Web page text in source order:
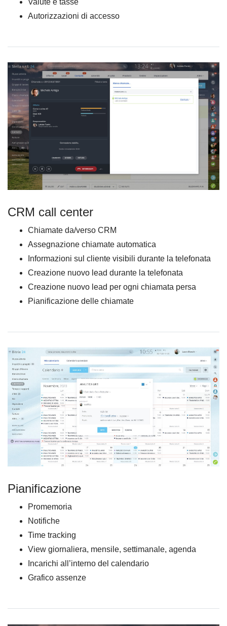
Valute e tasse
Autorizzazioni di accesso
CRM call center
Chiamate da/verso CRM
Assegnazione chiamate automatica
Informazioni sul cliente visibili durante la telefonata
Creazione nuovo lead durante la telefonata
Creazione nuovo lead per ogni chiamata persa
Pianificazione delle chiamate
Pianificazione
Promemoria
Notifiche
Time tracking
View giornaliera, mensile, settimanale, agenda
Incarichi all’interno del calendario
Grafico assenze